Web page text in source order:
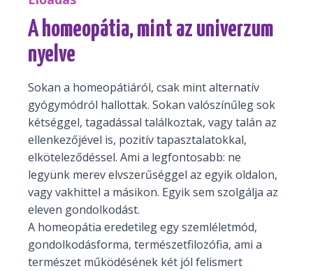
A homeopátia, mint az univerzum
nyelve
Sokan a homeopátiáról, csak mint alternatív
gyógymódról hallottak. Sokan valószínűleg sok
kétséggel, tagadással találkoztak, vagy talán az
ellenkezőjével is, pozitív tapasztalatokkal,
elköteleződéssel. Ami a legfontosabb: ne
legyünk merev elvszerűséggel az egyik oldalon,
vagy vakhittel a másikon. Egyik sem szolgálja az
eleven gondolkodást.
A homeopátia eredetileg egy szemléletmód,
gondolkodásforma, természetfilozófia, ami a
természet működésének két jól felismert